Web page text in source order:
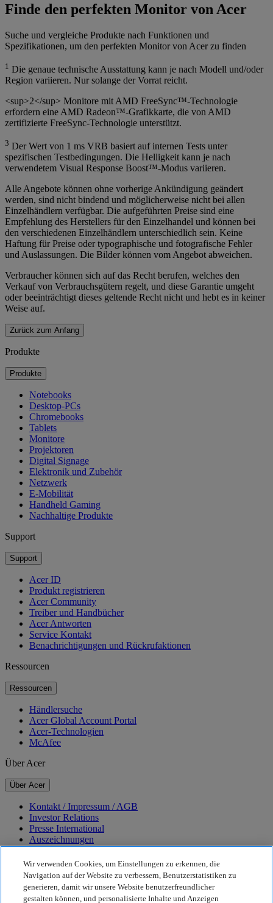
Finde den perfekten Monitor von Acer
Suche und vergleiche Produkte nach Funktionen und
Spezifikationen, um den perfekten Monitor von Acer zu finden
1 Die genaue technische Ausstattung kann je nach Modell und/oder
Region variieren. Nur solange der Vorrat reicht.
<sup>2</sup> Monitore mit AMD FreeSync™-Technologie
erfordern eine AMD Radeon™-Grafikkarte, die von AMD
zertifizierte FreeSync-Technologie unterstützt.
3 Der Wert von 1 ms VRB basiert auf internen Tests unter
spezifischen Testbedingungen. Die Helligkeit kann je nach
verwendetem Visual Response Boost™-Modus variieren.
Alle Angebote können ohne vorherige Ankündigung geändert
werden, sind nicht bindend und möglicherweise nicht bei allen
Einzelhändlern verfügbar. Die aufgeführten Preise sind eine
Empfehlung des Herstellers für den Einzelhandel und können bei
den verschiedenen Einzelhändlern unterschiedlich sein. Keine
Haftung für Preise oder typographische und fotografische Fehler
und Auslassungen. Die Bilder können vom Angebot abweichen.
Verbraucher können sich auf das Recht berufen, welches den
Verkauf von Verbrauchsgütern regelt, und diese Garantie umgeht
oder beeinträchtigt dieses geltende Recht nicht und hebt es in keiner
Weise auf.
Zurück zum Anfang
Produkte
Produkte
Notebooks
Desktop-PCs
Chromebooks
Tablets
Monitore
Projektoren
Digital Signage
Elektronik und Zubehör
Netzwerk
E-Mobilität
Handheld Gaming
Nachhaltige Produkte
Support
Support
Acer ID
Produkt registrieren
Acer Community
Treiber und Handbücher
Acer Antworten
Service Kontakt
Benachrichtigungen und Rückrufaktionen
Ressourcen
Ressourcen
Händlersuche
Acer Global Account Portal
Acer-Technologien
McAfee
Über Acer
Über Acer
Kontakt / Impressum / AGB
Investor Relations
Presse International
Auszeichnungen
Veranstaltungen
Karriere
Nachhaltigkeit
Wir verwenden Cookies, um Einstellungen zu erkennen, die
Navigation auf der Website zu verbessern, Benutzerstatistiken zu
generieren, damit wir unsere Website benutzerfreundlicher
gestalten können, und personalisierte Inhalte und Anzeigen